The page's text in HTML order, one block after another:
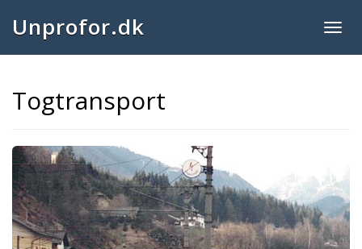
Unprofor.dk
Togtransport
Previous